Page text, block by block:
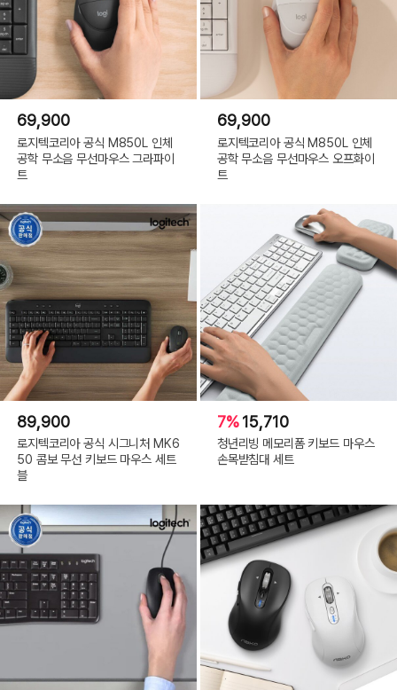
69,900
로지텍코리아 공식 M850L 인체
공학 무소음 무선마우스 그라파이
트
69,900
로지텍코리아 공식 M850L 인체
공학 무소음 무선마우스 오프화이
트
89,900
로지텍코리아 공식 시그니처 MK6
50 콤보 무선 키보드 마우스 세트
블
7%15,710
청년리빙 메모리폼 키보드 마우스
손목받침대 세트